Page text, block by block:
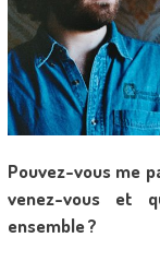
Pouvez-vous me
venez-vous et
ensemble ?